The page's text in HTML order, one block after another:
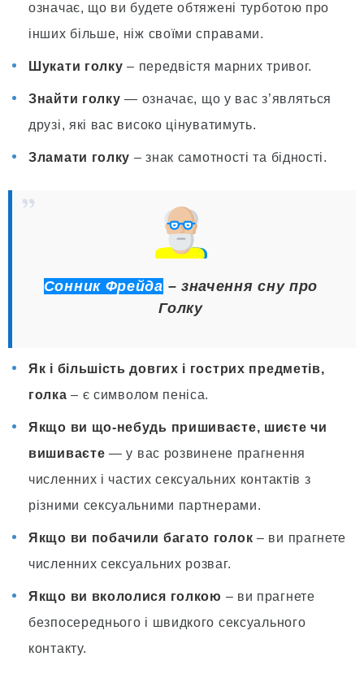
означає, що ви будете обтяжені турботою про
інших більше, ніж своїми справами.
Шукати голку – передвістя марних тривог.
Знайти голку — означає, що у вас з’являться
друзі, які вас високо цінуватимуть.
Зламати голку – знак самотності та бідності.
Сонник Фрейда – значення сну про
Голку
Як і більшість довгих і гострих предметів,
голка – є символом пеніса.
Якщо ви що-небудь пришиваєте, шиєте чи
вишиваєте — у вас розвинене прагнення
численних і частих сексуальних контактів з
різними сексуальними партнерами.
Якщо ви побачили багато голок – ви прагнете
численних сексуальних розваг.
Якщо ви вкололися голкою – ви прагнете
безпосереднього і швидкого сексуального
контакту.